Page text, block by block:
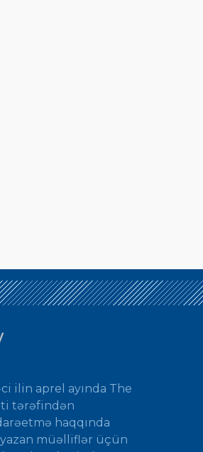
ilin aprel ayında The
tərəfindən
haqqında
müəlliflər üçün